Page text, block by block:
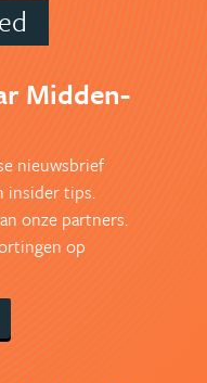
Midden-
nieuwsbrief
insider tips.
onze partners.
op